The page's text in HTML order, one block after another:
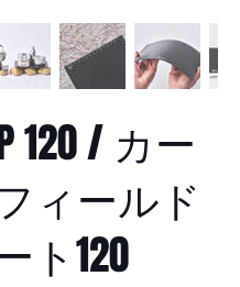
120 / カー
ィールド
ト120